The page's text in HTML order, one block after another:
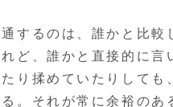
するのは、誰かと比
ど、誰かと直接的に
り揉めていたりして
。それが常に余裕のあ